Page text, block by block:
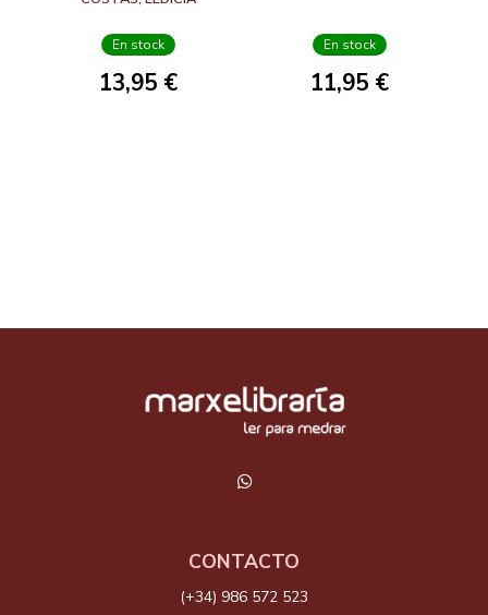
En stock
13,95 €
En stock
11,95 €
CONTACTO
(+34) 986 572 523